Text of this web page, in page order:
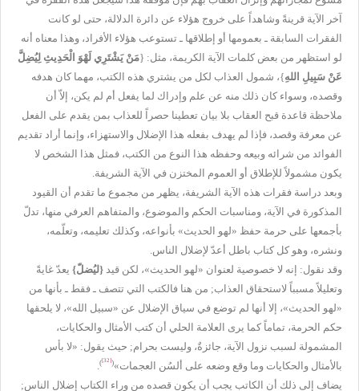
آخر الآية قرينةً وشاهداً على خروج هؤلاء عن دائرة الدلالة، حتى لو كانت
الفقرات السابقة ـ بعمومها أو إطلاقها ـ تستوعب هؤلاء الأفراد، وهذا معناه أنه
لو استظهر من بعض كلمات الآية الكريمة، مثل: {مَنْ يَشْتَرِي لَهْوَ الْحَدِيثِ لِيُضِلَّ
عَنْ سَبِيلِ اللهِ}، شمول العذاب لكل من يشتري هذه الكتب، مهما كان هدفه
وقصده، وسواء كان ذلك منه عن علم وإدراك لما يفعل أم لم يكن، إلاّ أن
ملاحظة قاعدة قبح العقاب بلا بيان تعطينا حصراً للعذاب بمن يقدم على الفعل
عن معرفة وقصد، فإذا لم يهدف بفعله هذا الإضلال والاستهزاء، وإنما أراد تقديم
الفوائد من شرائه وبيعه وحفظه هذا النوع من الكتب، فمثل هذا الشخص لا
يكون مشمولاً للإطلاق أو العموم المختزن في الآية الشريفة.
وبعد دراسة فقرات هذه الآية الشريفة، يظهر من مجموع ما تقدم أن القيود
المذكورة في الآية، ومناسبات الحكم والموضوع، والمتفاهم العرفي منها، تدلّ
بأجمعها على حرمة حفظ «لهو الحديث» بأنواعه، وكذلك تعليمه، وتعلّمه،
ونشره، وهو كل كتاب باطل أعدّ لإضلال الناس.
وقد نقول: إنه لا خصوصية لعنوان «لهو الحديث»، لكن قيد {ليُضلّ} يعدّ غايةً
وتعليلاً مسبباً لاستحقاق العذاب; من هنا فالكتب التي تتصف ـ فقط ـ بأنها من
«لهو الحديث»، إلا أنها لم توضع في سياق الإضلال عن «سبيل الله»، لا يلحقها
حكم الحرمة، تماماً كما يرى العلامة الحلي أن كتب الأمثال والحكايات،
المشمولة لسبب نزول الآية، جائزةٌ، وليست بحرام; حيث يقول: «لا بأس
بالأمثال والحكايات وما وقع وضعه على ألسُن العجمات»(
[32]
)
يضاف إلى ذلك أن الكاتب يجب أن يكون قصده من وراء الكتاب إضلال الناس;